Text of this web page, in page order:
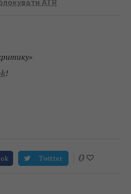
ATR
!
Twitter 0